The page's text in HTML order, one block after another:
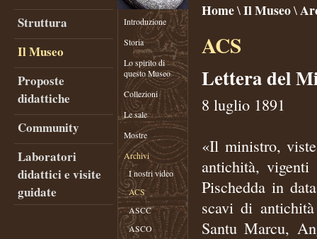
Struttura
Il Museo
Proposte
didattiche
Community
Laboratori
didattici e visite
guidate
Introduzione
Storia
Lo spirito di
questo Museo
Collezioni
Le sale
Mostre
Archivi
I nostri video
ACS
ASCC
ASCO
Home\Il Museo\
ACS
Lettera del
8 luglio 1891
«Il ministro,
antichità,
Pischedda in
scavi di
Santu Marcu,